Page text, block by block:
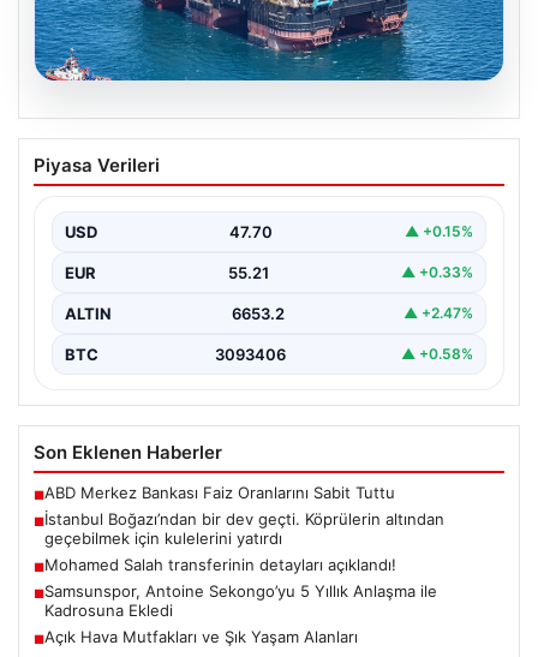
İstanbul Boğazı’ndan bir dev geçti.
Köprülerin altından geçebilmek için
Piyasa Verileri
USD 47.70 ▲ +0.15%
EUR 55.21 ▲ +0.33%
ALTIN 6653.2 ▲ +2.47%
BTC 3093406 ▲ +0.58%
Son Eklenen Haberler
■ABD Merkez Bankası Faiz Oranlarını Sabit Tuttu
■İstanbul Boğazı’ndan bir dev geçti. Köprülerin altından
geçebilmek için kulelerini yatırdı
■Mohamed Salah transferinin detayları açıklandı!
■Samsunspor, Antoine Sekongo’yu 5 Yıllık Anlaşma ile
Kadrosuna Ekledi
■Açık Hava Mutfakları ve Şık Yaşam Alanları